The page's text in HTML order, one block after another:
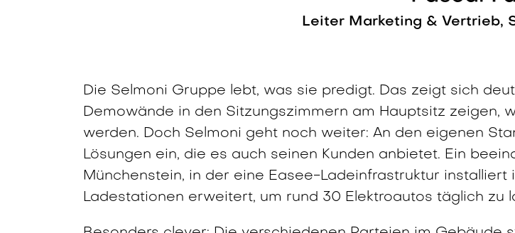
Leiter Marketing & Vertrieb,
Die Selmoni Gruppe lebt, was sie predigt. Das zeigt sich
Demowände in den Sitzungszimmern am Hauptsitz zeigen,
werden. Doch Selmoni geht noch weiter: An den eigenen
Lösungen ein, die es auch seinen Kunden anbietet. Ein
Münchenstein, in der eine Easee-Ladeinfrastruktur
Ladestationen erweitert, um rund 30 Elektroautos täglich zu